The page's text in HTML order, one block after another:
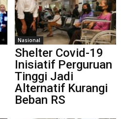
Nasional
Shelter Covid-19
Inisiatif Perguruan
Tinggi Jadi
Alternatif Kurangi
Beban RS